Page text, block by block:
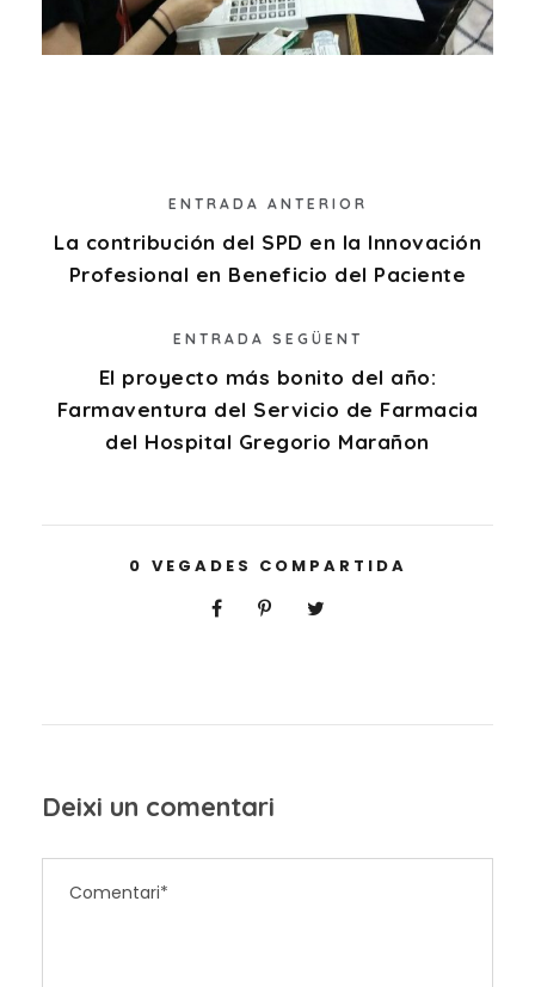
ENTRADA ANTERIOR
La contribución del SPD en la Innovación
Profesional en Beneficio del Paciente
ENTRADA SEGÜENT
El proyecto más bonito del año:
Farmaventura del Servicio de Farmacia
del Hospital Gregorio Marañon
0 VEGADES COMPARTIDA
Deixi un comentari